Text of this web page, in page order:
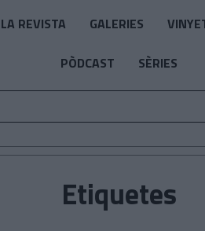
LA REVISTA GALERIES
PÒDCAST SÈRIES
Etiquetes